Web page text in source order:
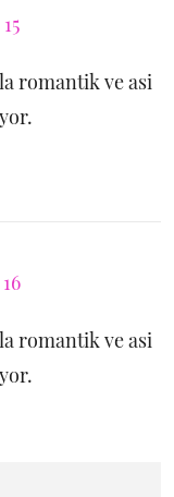
romantik ve asi
romantik ve asi